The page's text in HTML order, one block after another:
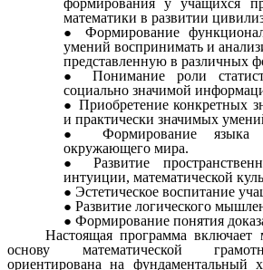
математики в развитии
Формирование
умений воспринимать и
представленную в различных
Понимание роли
социально значимой
Приобретение конкретных
и практически значимых
Формирование языка
окружающего мира.
Развитие
интуиции, математической
Эстетическое воспитание
Развитие логического
Формирование понятия
Настоящая программа включает
основу математической
ориентирована на фундаментальный